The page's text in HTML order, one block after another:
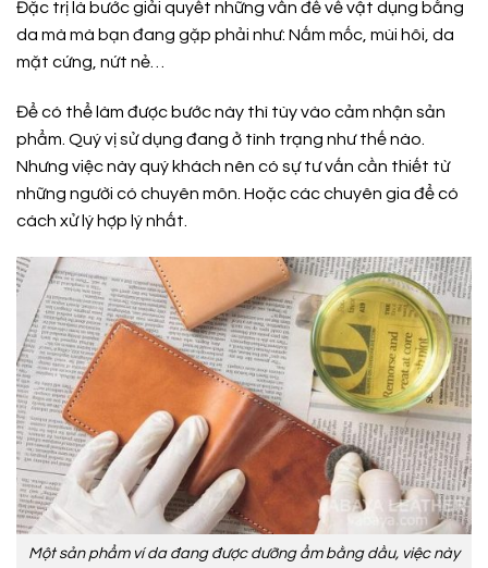
Đặc trị là bước giải quyết những vấn đề về vật dụng bằng
da mà mà bạn đang gặp phải như: Nấm mốc, mùi hôi, da
mặt cứng, nứt nẻ…
Để có thể làm được bước này thì tùy vào cảm nhận sản
phẩm. Quý vị sử dụng đang ở tình trạng như thế nào.
Nhưng việc này quý khách nên có sự tư vấn cần thiết từ
những người có chuyên môn. Hoặc các chuyên gia để có
cách xử lý hợp lý nhất.
Một sản phẩm ví da đang được dưỡng ẩm bằng dầu, việc này